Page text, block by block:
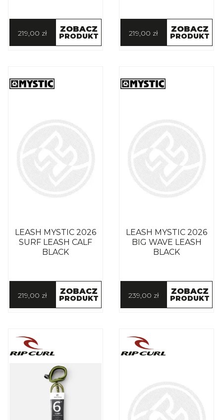
219,00 zł ZOBACZ
PRODUKT 219,00 zł ZOBACZ
PRODUKT
LEASH MYSTIC 2026
SURF LEASH CALF
BLACK
219,00 zł ZOBACZ
PRODUKT
LEASH MYSTIC 2026
BIG WAVE LEASH
BLACK
239,00 zł ZOBACZ
PRODUKT